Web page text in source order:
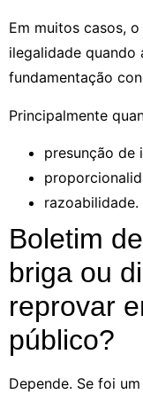
Em muitos casos,
ilegalidade quando
fundamentação
Principalmente
presunção de
razoabilidade.
Boletim
briga ou
reprovar
público?
Depende. Se foi